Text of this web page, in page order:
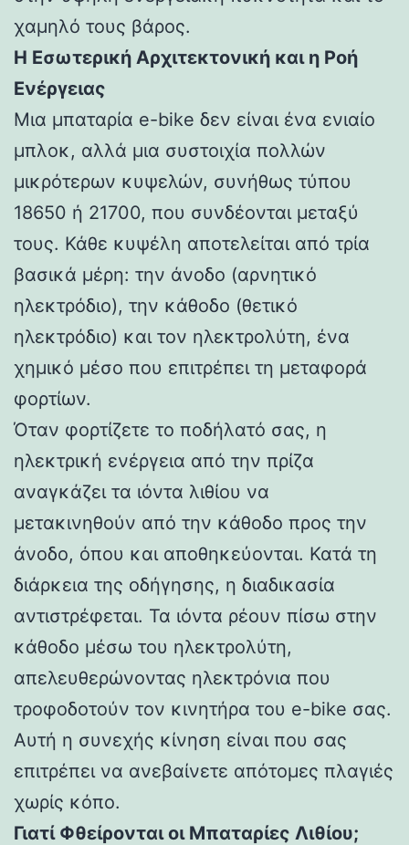
χαμηλό τους βάρος.
Η Εσωτερική Αρχιτεκτονική και η Ροή
Ενέργειας
Μια μπαταρία e-bike δεν είναι ένα ενιαίο
μπλοκ, αλλά μια συστοιχία πολλών
μικρότερων κυψελών, συνήθως τύπου
18650 ή 21700, που συνδέονται μεταξύ
τους. Κάθε κυψέλη αποτελείται από τρία
βασικά μέρη: την άνοδο (αρνητικό
ηλεκτρόδιο), την κάθοδο (θετικό
ηλεκτρόδιο) και τον ηλεκτρολύτη, ένα
χημικό μέσο που επιτρέπει τη μεταφορά
φορτίων.
Όταν φορτίζετε το ποδήλατό σας, η
ηλεκτρική ενέργεια από την πρίζα
αναγκάζει τα ιόντα λιθίου να
μετακινηθούν από την κάθοδο προς την
άνοδο, όπου και αποθηκεύονται. Κατά τη
διάρκεια της οδήγησης, η διαδικασία
αντιστρέφεται. Τα ιόντα ρέουν πίσω στην
κάθοδο μέσω του ηλεκτρολύτη,
απελευθερώνοντας ηλεκτρόνια που
τροφοδοτούν τον κινητήρα του e-bike σας.
Αυτή η συνεχής κίνηση είναι που σας
επιτρέπει να ανεβαίνετε απότομες πλαγιές
χωρίς κόπο.
Γιατί Φθείρονται οι Μπαταρίες Λιθίου;